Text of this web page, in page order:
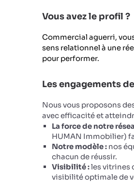
Vous avez le profil ?
Commercial aguerri,
sens relationnel à une
pour performer.
Les engagements
Nous vous proposons
avec efficacité et
La force de notre
HUMAN Immobilier)
Notre modèle : nos
chacun de réussir.
Visibilité :les vitrines
visibilité optimale de